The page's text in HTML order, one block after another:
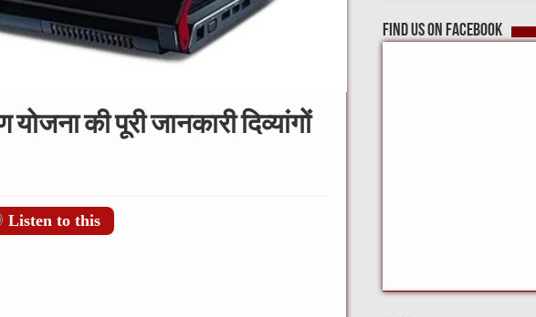
की पूरी जानकारी दिव्यांगों
Listen to this
Find us on Facebook